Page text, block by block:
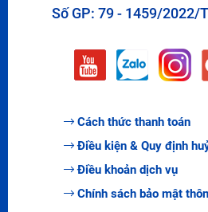
Số GP: 79 - 1459/2022/
Cách thức thanh toán
Điều kiện & Quy định
Điều khoản dịch vụ
Chính sách bảo mật